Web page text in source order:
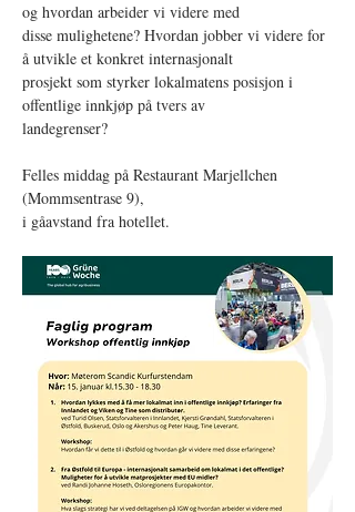
og hvordan arbeider vi videre med
disse mulighetene? Hvordan jobber vi videre for
å utvikle et konkret internasjonalt
prosjekt som styrker lokalmatens posisjon i
offentlige innkjøp på tvers av
landegrenser?
Felles middag på Restaurant Marjellchen
(Mommsentrase 9),
i gåavstand fra hotellet.